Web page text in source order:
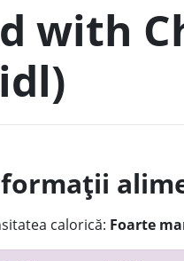
with
calorică: Foarte